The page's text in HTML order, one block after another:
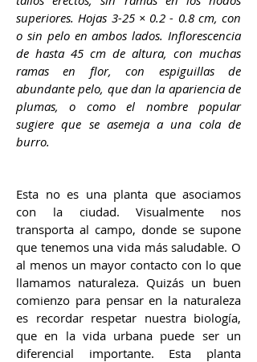
superiores. Hojas 3-25 × 0.2 - 0.8 cm, con
o sin pelo en ambos lados. Inflorescencia
de hasta 45 cm de altura, con muchas
ramas en flor, con espiguillas de
abundante pelo, que dan la apariencia de
plumas, o como el nombre popular
sugiere que se asemeja a una cola de
burro.
Esta no es una planta que asociamos
con la ciudad. Visualmente nos
transporta al campo, donde se supone
que tenemos una vida más saludable. O
al menos un mayor contacto con lo que
llamamos naturaleza. Quizás un buen
comienzo para pensar en la naturaleza
es recordar respetar nuestra biología,
que en la vida urbana puede ser un
diferencial importante. Esta planta